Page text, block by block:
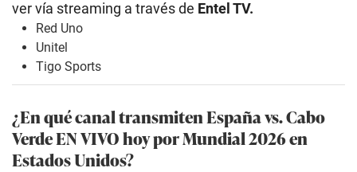
ver vía streaming a través de Entel TV.
Red Uno
Unitel
Tigo Sports
¿En qué canal transmiten España vs. Cabo
Verde EN VIVO hoy por Mundial 2026 en
Estados Unidos?